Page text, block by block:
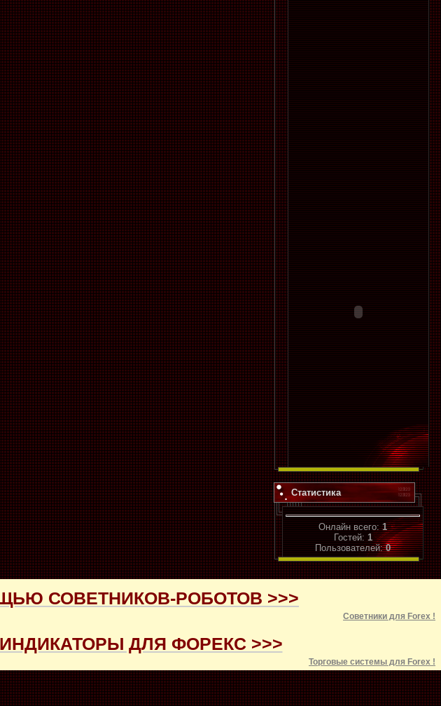
Статистика
Онлайн всего:1
Гостей: 1
Пользователей:0
СОВЕТНИКОВ-РОБОТОВ >>>
Советники для Forex !
ДЛЯ ФОРЕКС >>>
Торговые системы для Forex !